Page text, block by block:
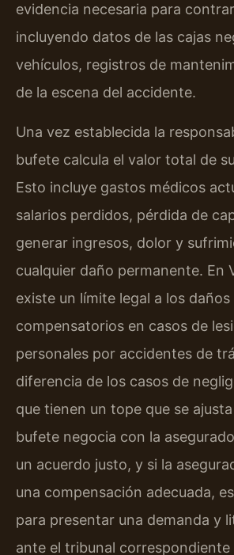
evidencia necesaria para
incluyendo datos de las cajas
vehículos, registros de
de la escena del accidente.
Una vez establecida la
bufete calcula el valor total de
Esto incluye gastos médicos
salarios perdidos, pérdida de
generar ingresos, dolor y
cualquier daño permanente. En
existe un límite legal a los daños
compensatorios en casos de
personales por accidentes de
diferencia de los casos de
que tienen un tope que se
bufete negocia con la
un acuerdo justo, y si la
una compensación adecuada,
para presentar una demanda y
ante el tribunal correspondiente